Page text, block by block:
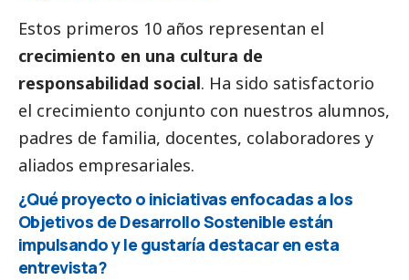
Estos primeros 10 años representan el
crecimiento en una cultura de
responsabilidad social. Ha sido satisfactorio
el crecimiento conjunto con nuestros alumnos,
padres de familia, docentes, colaboradores y
aliados empresariales.
¿Qué proyecto o iniciativas enfocadas a los
Objetivos de Desarrollo Sostenible están
impulsando y le gustaría destacar en esta
entrevista?